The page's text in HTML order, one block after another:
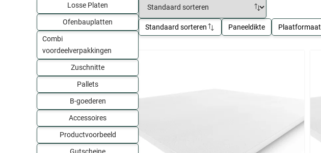
Standaard sorteren Paneeldikte Plaatformaat
Losse Platen
Ofenbauplatten
Combi
voordeelverpakkingen
Zuschnitte
Pallets
B-goederen
Accessoires
Productvoorbeeld